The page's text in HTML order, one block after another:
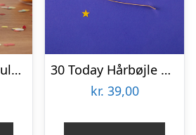
Popcornbægre Guld Polkaprikker
30 Today Hårbøjle Guld
kr. 39,00